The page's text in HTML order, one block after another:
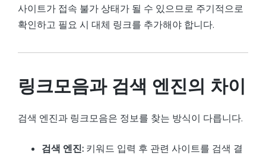
사이트가 접속 불가 상태가 될 수 있으므로 주기적으로
확인하고 필요 시 대체 링크를 추가해야 합니다.
링크모음과 검색 엔진의 차이
검색 엔진과 링크모음은 정보를 찾는 방식이 다릅니다.
검색 엔진: 키워드 입력 후 관련 사이트를 검색 결